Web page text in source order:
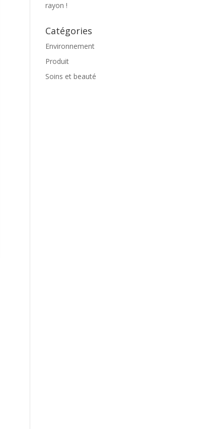
rayon !
Catégories
Environnement
Produit
Soins et beauté